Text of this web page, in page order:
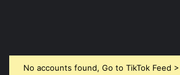
No accounts found, Go to TikTok Feed